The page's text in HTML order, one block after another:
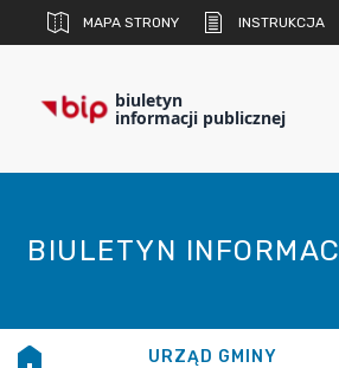
MAPA STRONY INSTRUKCJA
biuletyn
informacji publicznej
BIULETYN
URZĄD GMINY